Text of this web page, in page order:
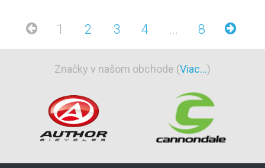
1 2 3 4 ... 8
Značky v našom obchode (Viac...)